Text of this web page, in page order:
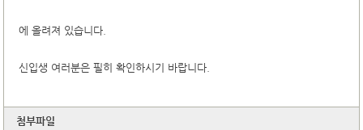
에 올려져 있습니다.
신입생 여러분은 필히 확인하시기 바랍니다.
첨부파일